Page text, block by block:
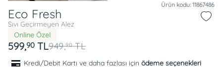
Ürün kodu: 11867486
Eco Fresh
Sıvı Geçirmeyen Alez
Online Özel
949,90 TL
599,90 TL
Kredi/Debit Kartı ve daha fazlası için ödeme seçenekleri